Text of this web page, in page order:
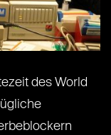
des World